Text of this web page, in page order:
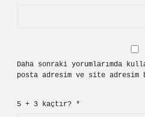
Daha sonraki yorumlarımda
posta adresim ve site adresim
5 + 3 kaçtır? *